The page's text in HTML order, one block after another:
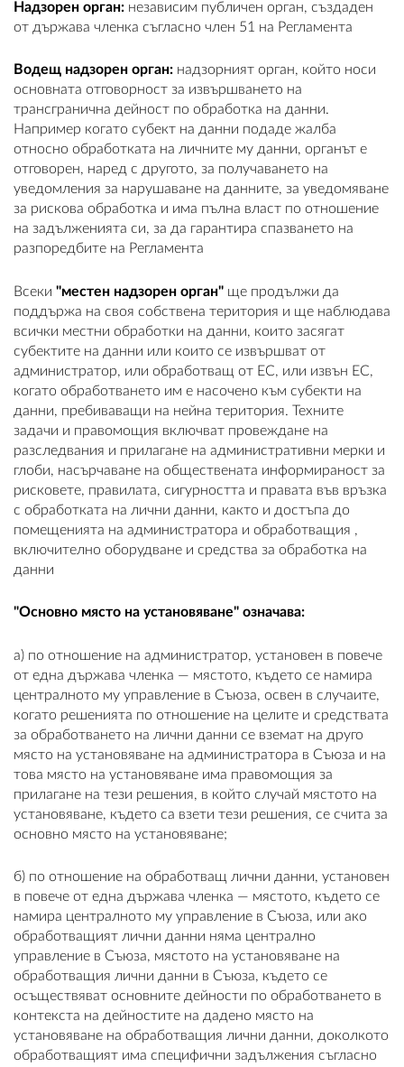
Надзорен орган: независим публичен орган, създаден
от държава членка съгласно член 51 на Регламента
Водещ надзорен орган: надзорният орган, който носи
основната отговорност за извършването на
трансгранична дейност по обработка на данни.
Например когато субект на данни подаде жалба
относно обработката на личните му данни, органът е
отговорен, наред с другото, за получаването на
уведомления за нарушаване на данните, за уведомяване
за рискова обработка и има пълна власт по отношение
на задълженията си, за да гарантира спазването на
разпоредбите на Регламента
Всеки "местен надзорен орган" ще продължи да
поддържа на своя собствена територия и ще наблюдава
всички местни обработки на данни, които засягат
субектите на данни или които се извършват от
администратор, или обработващ от ЕС, или извън ЕС,
когато обработването им е насочено към субекти на
данни, пребиваващи на нейна територия. Техните
задачи и правомощия включват провеждане на
разследвания и прилагане на административни мерки и
глоби, насърчаване на обществената информираност за
рисковете, правилата, сигурността и правата във връзка
с обработката на лични данни, както и достъпа до
помещенията на администратора и обработващия ,
включително оборудване и средства за обработка на
данни
"Основно място на установяване" означава:
а) по отношение на администратор, установен в повече
от една държава членка — мястото, където се намира
централното му управление в Съюза, освен в случаите,
когато решенията по отношение на целите и средствата
за обработването на лични данни се вземат на друго
място на установяване на администратора в Съюза и на
това място на установяване има правомощия за
прилагане на тези решения, в който случай мястото на
установяване, където са взети тези решения, се счита за
основно място на установяване;
б) по отношение на обработващ лични данни, установен
в повече от една държава членка — мястото, където се
намира централното му управление в Съюза, или ако
обработващият лични данни няма централно
управление в Съюза, мястото на установяване на
обработващия лични данни в Съюза, където се
осъществяват основните дейности по обработването в
контекста на дейностите на дадено място на
установяване на обработващия лични данни, доколкото
обработващият има специфични задължения съгласно